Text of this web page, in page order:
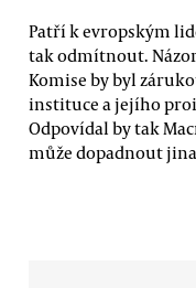
Patří k evropským
tak odmítnout.
Komise by byl
instituce a jejího
Odpovídal by tak
může dopadnout